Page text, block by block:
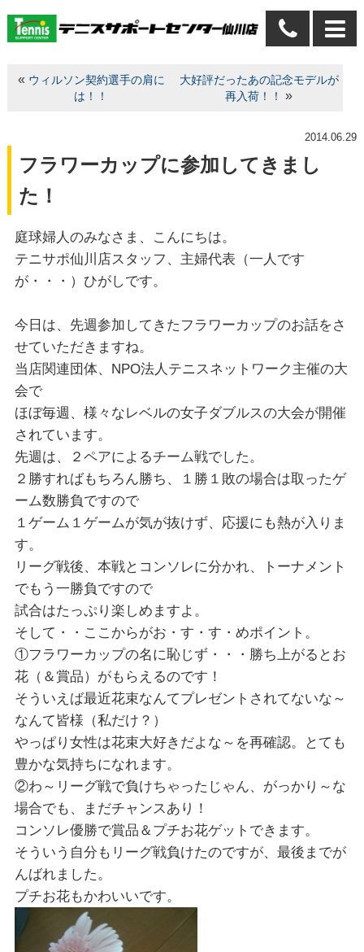
« ウィルソン契約選手の肩に
は！！
大好評だったあの記念モデルが
再入荷！！
»
2014.06.29
フラワーカップに参加してきまし
た！
庭球婦人のみなさま、こんにちは。
テニサポ仙川店スタッフ、主婦代表（一人です
が・・・）ひがしです。
今日は、先週参加してきたフラワーカップのお話をさ
せていただきますね。
当店関連団体、NPO法人テニスネットワーク主催の大
会で
ほぼ毎週、様々なレベルの女子ダブルスの大会が開催
されています。
先週は、２ペアによるチーム戦でした。
２勝すればもちろん勝ち、１勝１敗の場合は取ったゲ
ーム数勝負ですので
１ゲーム１ゲームが気が抜けず、応援にも熱が入りま
す。
リーグ戦後、本戦とコンソレに分かれ、トーナメント
でもう一勝負ですので
試合はたっぷり楽しめますよ。
そして・・ここからがお・す・す・めポイント。
①フラワーカップの名に恥じず・・・勝ち上がるとお
花（＆賞品）がもらえるのです！
そういえば最近花束なんてプレゼントされてないな～
なんて皆様（私だけ？）
やっぱり女性は花束大好きだよな～を再確認。とても
豊かな気持ちになれます。
②わ～リーグ戦で負けちゃったじゃん、がっかり～な
場合でも、まだチャンスあり！
コンソレ優勝で賞品＆プチお花ゲットできます。
そういう自分もリーグ戦負けたのですが、最後までが
んばれました。
プチお花もかわいいです。